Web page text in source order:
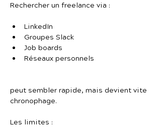
Rechercher un freelance via :
LinkedIn
Groupes Slack
Job boards
Réseaux personnels
peut sembler rapide, mais devient vite
chronophage.
Les limites :